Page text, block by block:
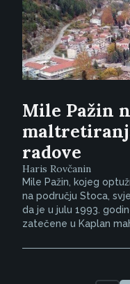
Mile Pažin
radove
Haris Rovčanin
Mile Pažin, kojeg
na području Stoca,
da je u julu 1993.
zatečene u Kaplan